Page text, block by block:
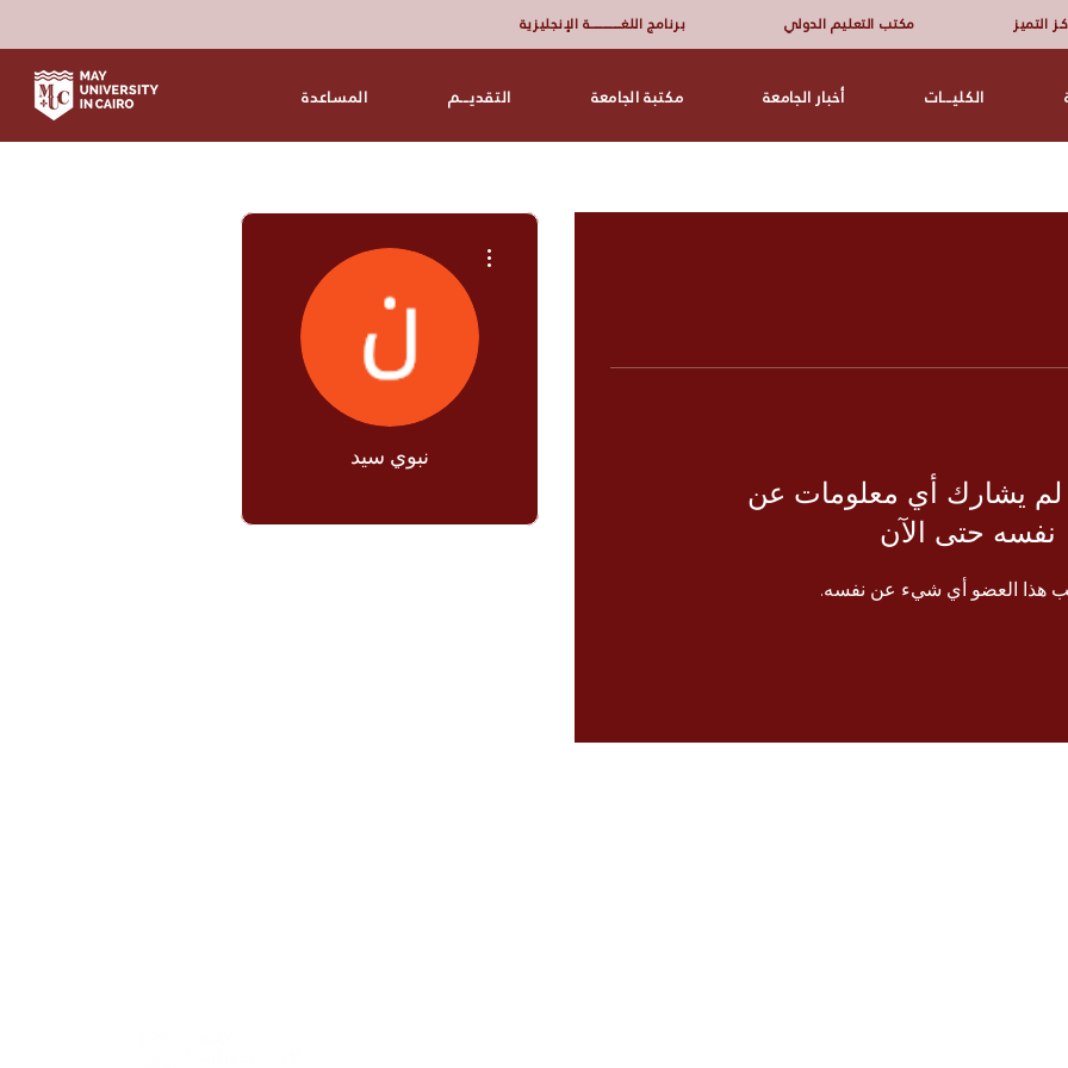
برنامج اللغــــــــــــــــة الإنجليزية مكتب التعليم الدولي التميز
المساعدة التقديـــم مكتبة الجامعة أخبار الجامعة الكليـــات
لم يشارك أي معلومات عن
نفسه حتى الآن
هذا العضو أي شيء عن نفسه.
نبوي سيد